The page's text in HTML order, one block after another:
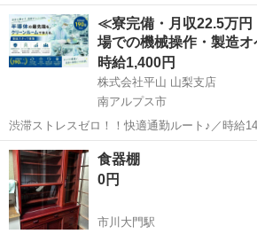
りします 当方は8/8.8/10.11.12.13.14に引き渡
山梨 南アルプス市 市川大門駅 収
≪寮完備・月収22.5万
場での機械操作・製造
時給1,400円
株式会社平山 山梨支店
南アルプス市
渋滞ストレスゼロ！！快適通勤ルート♪／時給
重量物ナシ／山梨県南アルプス市 \ 半導体製造装置のオペレーター業
務 / クリーンルーム内で、 半導体製造装置のマ
なります。 主な作...
山梨 南アルプス市
食器棚
0円
市川大門駅